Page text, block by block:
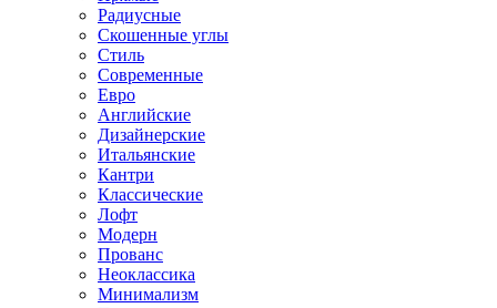
Радиусные
Скошенные углы
Стиль
Современные
Евро
Английские
Дизайнерские
Итальянские
Кантри
Классические
Лофт
Модерн
Прованс
Неоклассика
Минимализм